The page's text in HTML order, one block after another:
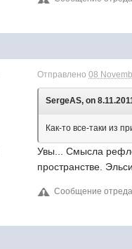
Отправлено08
SergeAS, on
Как-то все-таки из
Увы... Смысла
пространстве.
Сообщение